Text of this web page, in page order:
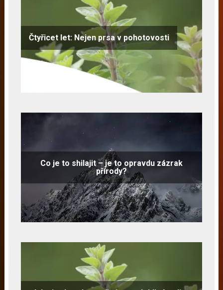
Čtyřicet let: Nejen prsa v pohotovosti
Co je to shilajit – je to opravdu zázrak
přírody?